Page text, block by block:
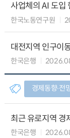
사업체의 AI 도입
한국노동연구원
대전지역 인구이
한국은행
경제동향∙전
최근 유로지역
한국은행